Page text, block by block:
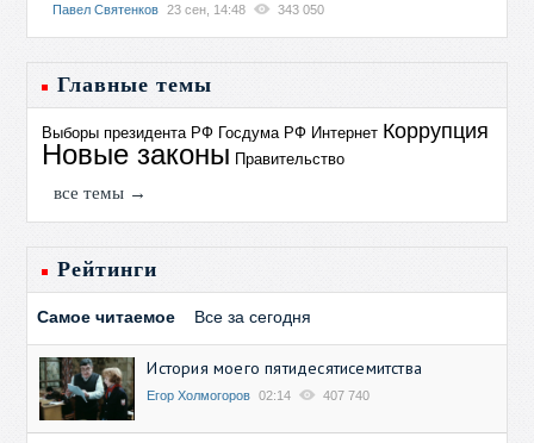
Павел Святенков 23 сен, 14:48 343 050
Главные темы
Выборы президента РФ Госдума РФ Интернет Коррупция
Новые законы Правительство
все темы →
Рейтинги
Самое читаемое Все за сегодня
История моего пятидесятисемитства
Егор Холмогоров 02:14 407 740